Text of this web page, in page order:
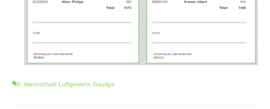
Sektion Am Wenzenbach
Sektionsliga Ergebnisse
Sektionswanderpokale
2. Mannschaft Luftgewehr, Gauliga